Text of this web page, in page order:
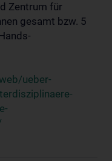
Zentrum für
gesamt bzw. 5
ueber-